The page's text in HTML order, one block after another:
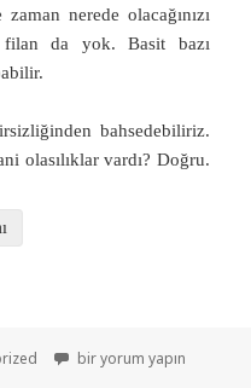
nerede olacağınızı
da yok. Basit bazı
bahsedebiliriz.
olasılıklar vardı? Doğru.
Kara Delik Bilgi
bir yorum yapın